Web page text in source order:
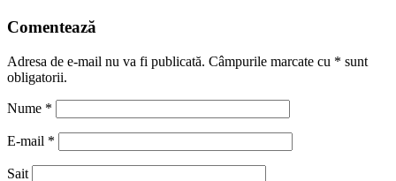
Comentează
Adresa de e-mail nu va fi publicată. Câmpurile marcate cu * sunt
obligatorii.
Nume *
E-mail *
Sait